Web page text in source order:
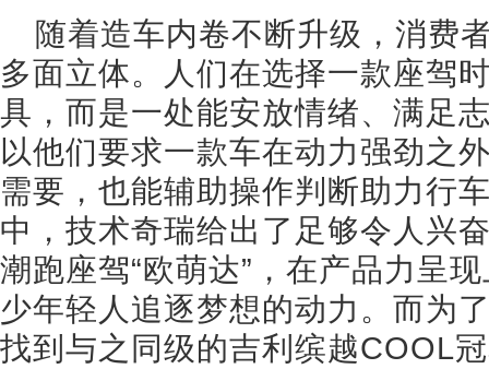
随着造车内卷不断升级，消费
多面立体。人们在选择一款座驾
具，而是一处能安放情绪、满足
以他们要求一款车在动力强劲之
需要，也能辅助操作判断助力行
中，技术奇瑞给出了足够令人兴
潮跑座驾“欧萌达”，在产品力呈
少年轻人追逐梦想的动力。而为
找到与之同级的吉利缤越COOL